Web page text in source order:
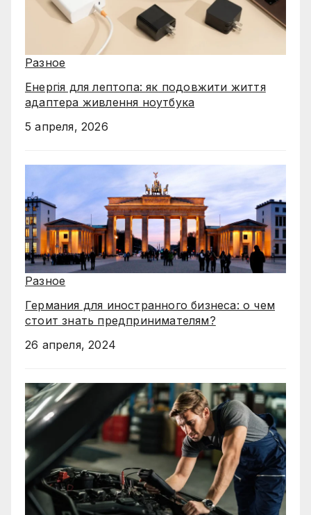
Разное
Енергія для лептопа: як подовжити життя
адаптера живлення ноутбука
5 апреля, 2026
Разное
Германия для иностранного бизнеса: о чем
стоит знать предпринимателям?
26 апреля, 2024